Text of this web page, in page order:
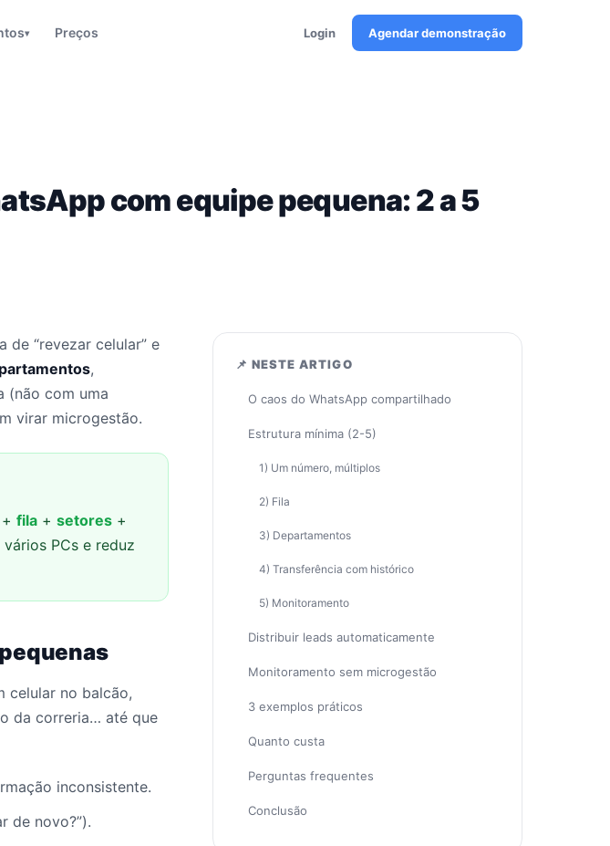
▾ Preços Login Agendar demonstração
com equipe pequena: 2 a 5
“revezar celular” e
,
(não com uma
virar microgestão.
+ fila + setores +
PCs e reduz
celular no balcão,
da correria… até que
inconsistente.
de novo?”).
📌 NESTE ARTIGO
O caos do WhatsApp compartilhado
Estrutura mínima (2-5)
1) Um número, múltiplos
2) Fila
3) Departamentos
4) Transferência com histórico
5) Monitoramento
Distribuir leads automaticamente
Monitoramento sem microgestão
3 exemplos práticos
Quanto custa
Perguntas frequentes
Conclusão